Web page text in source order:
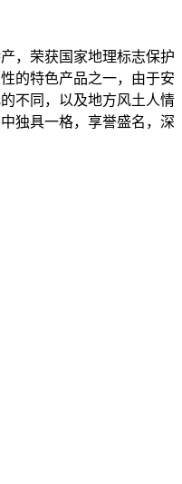
，荣获国家地理标志保护
的特色产品之一，由于安
不同，以及地方风土人情
独具一格，享誉盛名，深